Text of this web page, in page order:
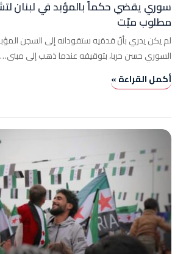
سوري يقضي حكماً بالمؤبد في لبنان
مطلوب ميّت
لم يكن يدري بأنّ قدمَيه ستقودانه إلى السجن
السوري حسن حربا، بتوقيفه عندما ذهب إلى مبنى…
أكمل القراءة »